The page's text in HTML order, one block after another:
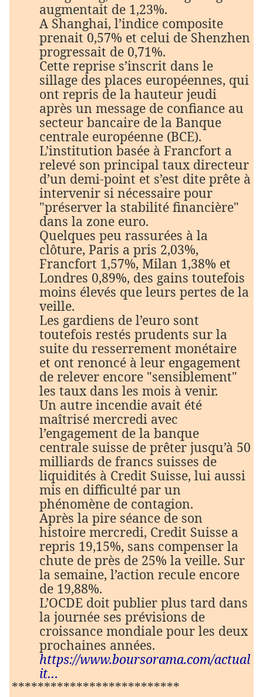
augmentait de 1,23%.
A Shanghai, l’indice composite
prenait 0,57% et celui de Shenzhen
progressait de 0,71%.
Cette reprise s’inscrit dans le
sillage des places européennes, qui
ont repris de la hauteur jeudi
après un message de confiance au
secteur bancaire de la Banque
centrale européenne (BCE).
L’institution basée à Francfort a
relevé son principal taux directeur
d’un demi-point et s’est dite prête à
intervenir si nécessaire pour
"préserver la stabilité financière"
dans la zone euro.
Quelques peu rassurées à la
clôture, Paris a pris 2,03%,
Francfort 1,57%, Milan 1,38% et
Londres 0,89%, des gains toutefois
moins élevés que leurs pertes de la
veille.
Les gardiens de l’euro sont
toutefois restés prudents sur la
suite du resserrement monétaire
et ont renoncé à leur engagement
de relever encore "sensiblement"
les taux dans les mois à venir.
Un autre incendie avait été
maîtrisé mercredi avec
l’engagement de la banque
centrale suisse de prêter jusqu’à 50
milliards de francs suisses de
liquidités à Credit Suisse, lui aussi
mis en difficulté par un
phénomène de contagion.
Après la pire séance de son
histoire mercredi, Credit Suisse a
repris 19,15%, sans compenser la
chute de près de 25% la veille. Sur
la semaine, l’action recule encore
de 19,88%.
L’OCDE doit publier plus tard dans
la journée ses prévisions de
croissance mondiale pour les deux
prochaines années.
https://www.boursorama.com/actual
it…
**************************